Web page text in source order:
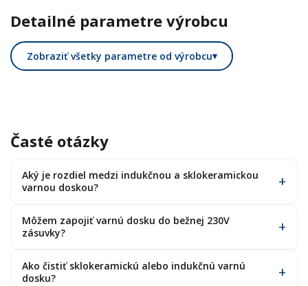
Detailné parametre výrobcu
Zobraziť všetky parametre od výrobcu▾
Časté otázky
Aký je rozdiel medzi indukčnou a sklokeramickou
varnou doskou?
Môžem zapojiť varnú dosku do bežnej 230V
zásuvky?
Ako čistiť sklokeramickú alebo indukčnú varnú
dosku?